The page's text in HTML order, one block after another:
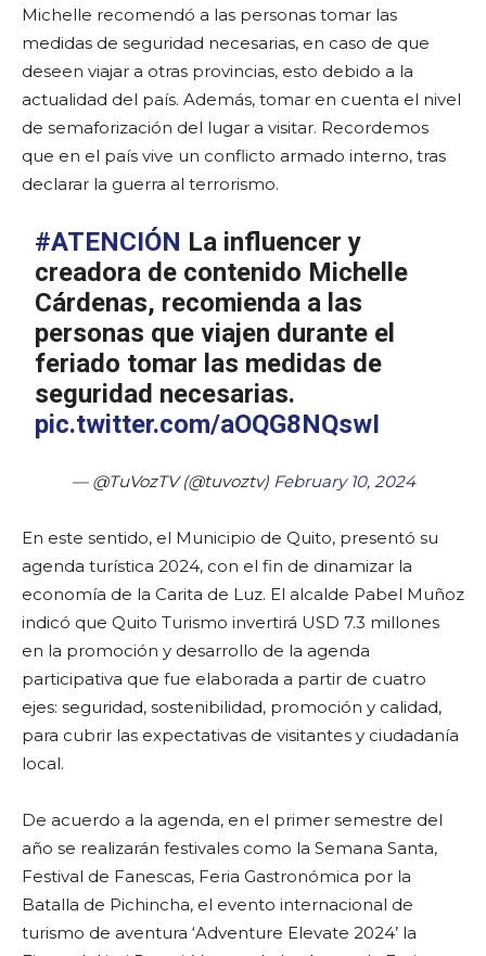
Michelle recomendó a las personas tomar las
medidas de seguridad necesarias, en caso de que
deseen viajar a otras provincias, esto debido a la
actualidad del país. Además, tomar en cuenta el nivel
de semaforización del lugar a visitar. Recordemos
que en el país vive un conflicto armado interno, tras
declarar la guerra al terrorismo.
#ATENCIÓN La influencer y
creadora de contenido Michelle
Cárdenas, recomienda a las
personas que viajen durante el
feriado tomar las medidas de
seguridad necesarias.
pic.twitter.com/aOQG8NQswI
— @TuVozTV (@tuvoztv) February 10, 2024
En este sentido, el Municipio de Quito, presentó su
agenda turística 2024, con el fin de dinamizar la
economía de la Carita de Luz. El alcalde Pabel Muñoz
indicó que Quito Turismo invertirá USD 7.3 millones
en la promoción y desarrollo de la agenda
participativa que fue elaborada a partir de cuatro
ejes: seguridad, sostenibilidad, promoción y calidad,
para cubrir las expectativas de visitantes y ciudadanía
local.
De acuerdo a la agenda, en el primer semestre del
año se realizarán festivales como la Semana Santa,
Festival de Fanescas, Feria Gastronómica por la
Batalla de Pichincha, el evento internacional de
turismo de aventura ‘Adventure Elevate 2024’ la